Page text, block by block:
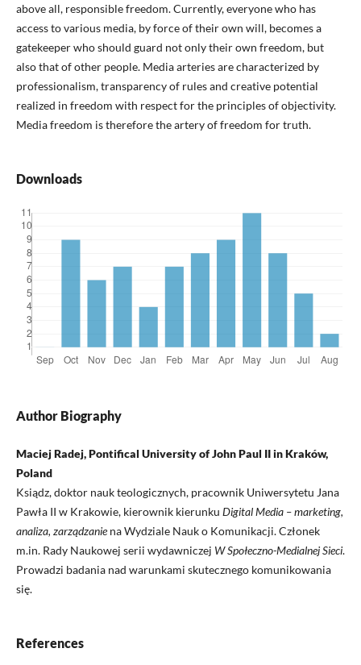
above all, responsible freedom. Currently, everyone who has
access to various media, by force of their own will, becomes a
gatekeeper who should guard not only their own freedom, but
also that of other people. Media arteries are characterized by
professionalism, transparency of rules and creative potential
realized in freedom with respect for the principles of objectivity.
Media freedom is therefore the artery of freedom for truth.
Downloads
Author Biography
Maciej Radej, Pontifical University of John Paul II in Kraków,
Poland
Ksiądz, doktor nauk teologicznych, pracownik Uniwersytetu Jana
Pawła II w Krakowie, kierownik kierunku Digital Media – marketing,
analiza, zarządzaniena Wydziale Nauk o Komunikacji. Członek
m.in. Rady Naukowej serii wydawniczej W Społeczno-Medialnej Sieci.
Prowadzi badania nad warunkami skutecznego komunikowania
się.
References